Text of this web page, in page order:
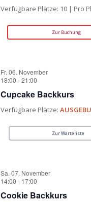
Verfügbare Plätze: 10 | Pro
Zur Buchung
Fr. 06. November
18:00 -21:00
Cupcake Backkurs
Verfügbare Plätze:
Zur Warteliste
Sa. 07. November
14:00 - 17:00
Cookie Backkurs